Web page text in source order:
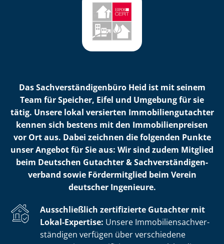
Das Sach­ver­stän­di­gen­bü­ro Heid ist mit seinem
Team für Speicher, Eifel und Umgebung für sie
tätig. Unsere lokal versierten Im­mo­bi­li­en­gut­ach­ter
kennen sich bestens mit den Im­mo­bi­li­en­prei­sen
vor Ort aus. Dabei zeichnen die folgenden Punkte
unser Angebot für Sie aus: Wir sind zudem Mitglied
beim Deutschen Gutachter & Sach­ver­stän­di­gen­
ver­band sowie Fördermitglied beim Verein
deutscher Ingenieure.
Ausschließlich zertifizierte Gutachter mit
Lokal-Expertise: Unsere Im­mo­bi­li­en­sach­ver­
stän­di­gen verfügen über verschiedene